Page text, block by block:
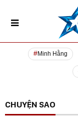
Minh Hằng
CHUYỆN SAO